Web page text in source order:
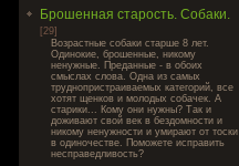
Брошенная старость. Собаки.
[29]
Возрастные собаки старше 8 лет.
Одинокие, брошенные, никому
ненужные. Преданные - в обоих
смыслах слова. Одна из самых
труднопристраиваемых категорий, все
хотят щенков и молодых собачек. А
старики... Кому они нужны? Так и
доживают свой век в бездомности и
никому ненужности и умирают от тоски
в одиночестве. Поможете исправить
несправедливость?